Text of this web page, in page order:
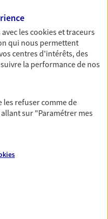
à trouver les solutions
vie et profiter
: PER, assurance
aléas de la vie
sécurisez vos
lescookies et traceurs
qui nous permettent
centres d'intérêts, des
la performance de nos
les refuser comme de
sur "Paramétrer mes